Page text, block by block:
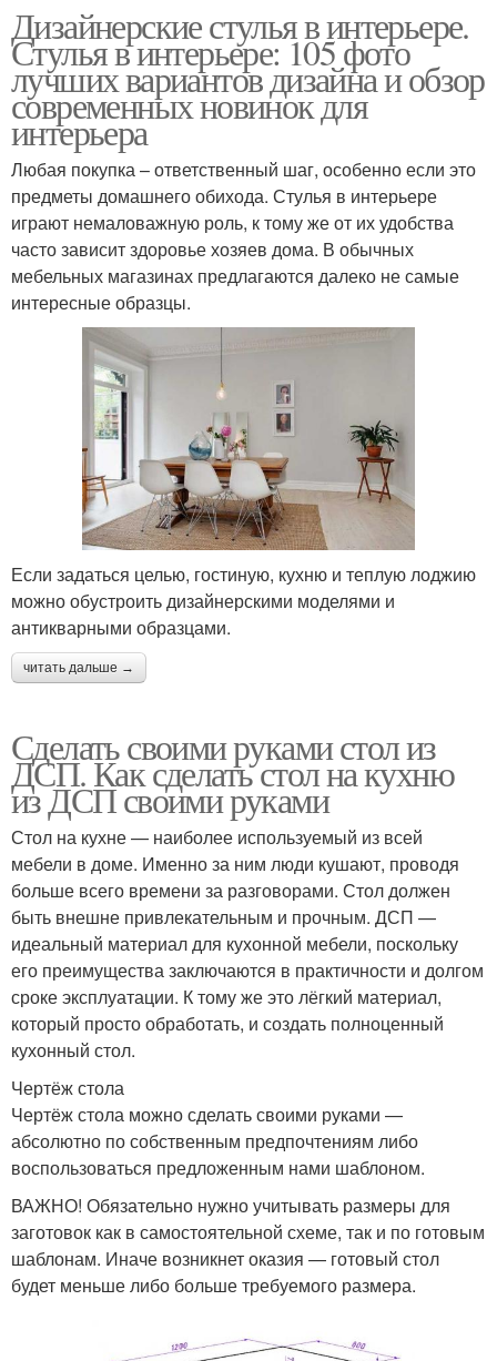
Дизайнерские стулья в интерьере.
Стулья в интерьере: 105 фото
лучших вариантов дизайна и обзор
современных новинок для
интерьера
Любая покупка – ответственный шаг, особенно если это
предметы домашнего обихода. Стулья в интерьере
играют немаловажную роль, к тому же от их удобства
часто зависит здоровье хозяев дома. В обычных
мебельных магазинах предлагаются далеко не самые
интересные образцы.
Если задаться целью, гостиную, кухню и теплую лоджию
можно обустроить дизайнерскими моделями и
антикварными образцами.
читать дальше →
Сделать своими руками стол из
ДСП. Как сделать стол на кухню
из ДСП своими руками
Стол на кухне — наиболее используемый из всей
мебели в доме. Именно за ним люди кушают, проводя
больше всего времени за разговорами. Стол должен
быть внешне привлекательным и прочным. ДСП —
идеальный материал для кухонной мебели, поскольку
его преимущества заключаются в практичности и долгом
сроке эксплуатации. К тому же это лёгкий материал,
который просто обработать, и создать полноценный
кухонный стол.
Чертёж стола
Чертёж стола можно сделать своими руками —
абсолютно по собственным предпочтениям либо
воспользоваться предложенным нами шаблоном.
ВАЖНО! Обязательно нужно учитывать размеры для
заготовок как в самостоятельной схеме, так и по готовым
шаблонам. Иначе возникнет оказия — готовый стол
будет меньше либо больше требуемого размера.